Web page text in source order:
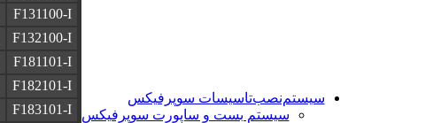
سیستم‌نصب‌تاسیسات‌ سوپرفیکس
سیستم بست و ساپورت سوپرفیکس
F131100-I
F132100-I
F181101-I
F182101-I
F183101-I